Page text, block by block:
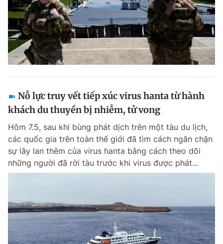
Nỗ lực truy vết tiếp xúc virus hanta từ hành
khách du thuyền bị nhiễm, tử vong
Hôm 7.5, sau khi bùng phát dịch trên một tàu du lịch,
các quốc gia trên toàn thế giới đã tìm cách ngăn chặn
sự lây lan thêm của virus hanta bằng cách theo dõi
những người đã rời tàu trước khi virus được phát...